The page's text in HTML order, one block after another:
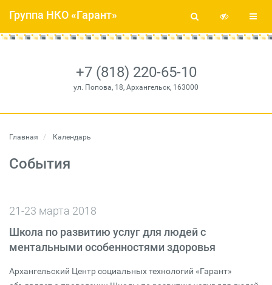
+7 (818) 220-65-10
ул. Попова, 18, Архангельск, 163000
Группа НКО «Гарант»
Главная Календарь
События
21-23 марта 2018
Школа по развитию услуг для людей с
ментальными особенностями здоровья
Архангельский Центр социальных технологий «Гарант»